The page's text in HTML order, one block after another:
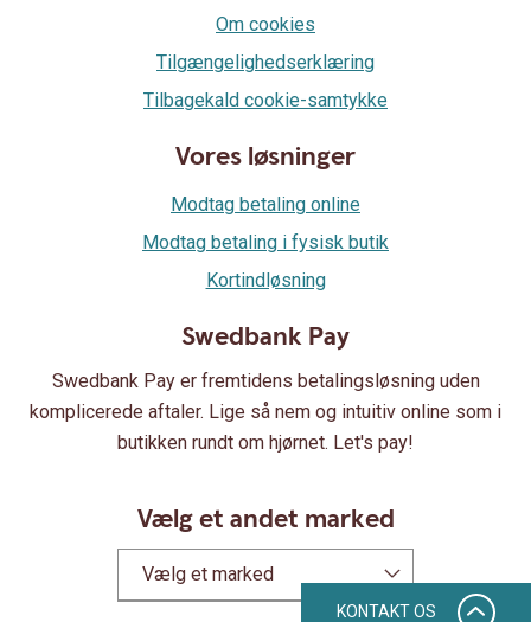
KONTAKT OS
Swedbank Pay
Swedbank Pay er fremtidens betalingsløsning uden
komplicerede aftaler. Lige så nem og intuitiv online som i
butikken rundt om hjørnet. Let's pay!
Vælg et andet marked
Vælg et marked
Om cookies
Tilgængelighedserklæring
Tilbagekald cookie-samtykke
Vores løsninger
Modtag betaling online
Modtag betaling i fysisk butik
Kortindløsning